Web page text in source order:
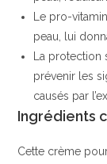
Le pro-
peau, lui
La protection
prévenir les
causés par
Ingrédients
Cette crème